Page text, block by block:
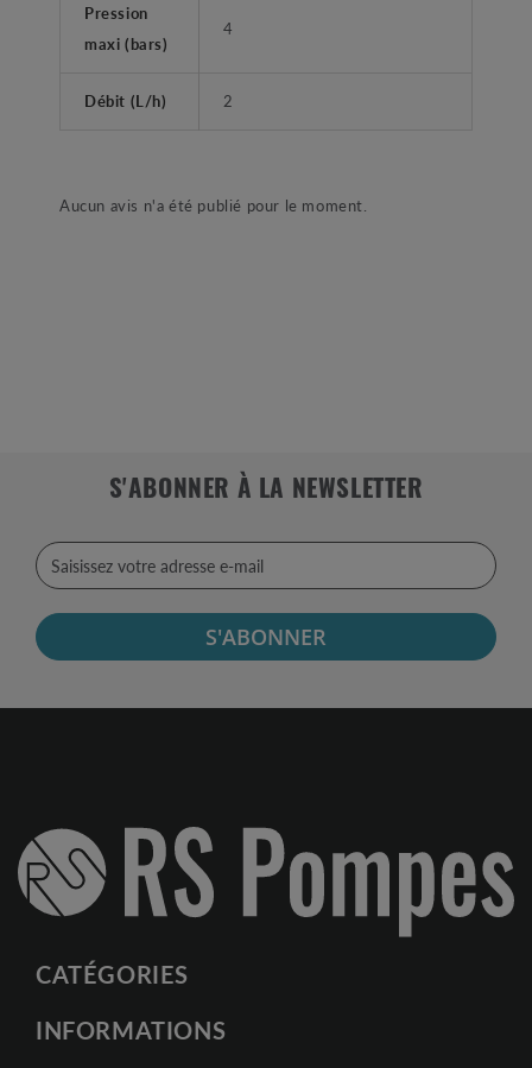
Pression
maxi (bars)
4
Débit (L/h) 2
Aucun avis n'a été publié pour le moment.
S'ABONNER À LA NEWSLETTER
S'ABONNER
CATÉGORIES
INFORMATIONS